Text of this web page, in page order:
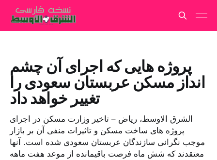
پروژه هایی که اجرای آن چشم
انداز مسکن عربستان سعودی را
تغییر خواهد داد
الشرق الاوسط، ریاض – تاخیر وزارت مسکن در اجرای
پروژه های ساخت مسکن و تاثیرات منفی آن بر بازار
موجب نگرانی سازندگان عربستان سعودی شده است. آنها
معتقدند که شش ماه فرصت باقیمانده از موعد هفت ماهه